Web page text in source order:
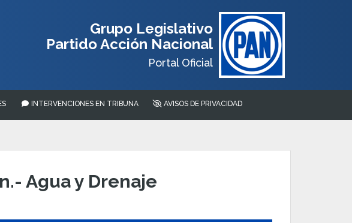
Grupo Legislativo
Partido Acción Nacional
Portal Oficial
INTERVENCIONES EN TRIBUNA AVISOS DE PRIVACIDAD
Agua y Drenaje